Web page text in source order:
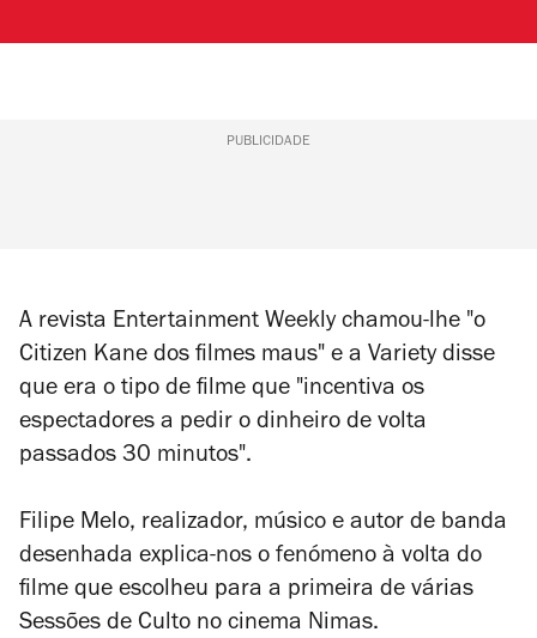
PUBLICIDADE
A revista Entertainment Weeklychamou-lhe "o
Citizen Kane dos filmes maus" e a Varietydisse
que era o tipo de filme que "incentiva os
espectadores a pedir o dinheiro de volta
passados 30 minutos".
Filipe Melo, realizador, músico e autor de banda
desenhada explica-nos o fenómeno à volta do
filme que escolheu para a primeira de várias
Sessões de Culto no cinema Nimas.